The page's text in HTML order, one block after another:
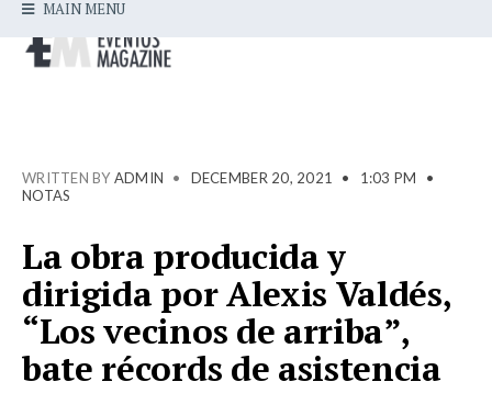
MAIN MENU
WRITTEN BY ADMIN • DECEMBER 20, 2021 • 1:03 PM
•
NOTAS
La obra producida y
dirigida por Alexis Valdés,
“Los vecinos de arriba”,
bate récords de asistencia